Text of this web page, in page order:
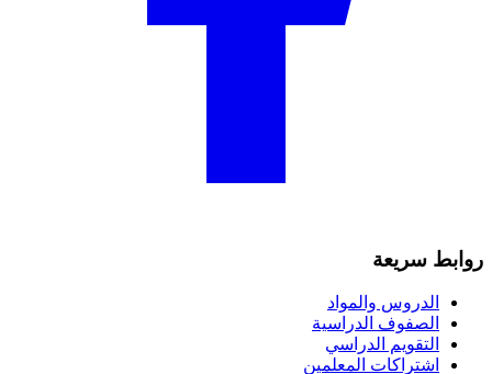
روابط سريعة
الدروس والمواد
الصفوف الدراسية
التقويم الدراسي
اشتراكات المعلمين